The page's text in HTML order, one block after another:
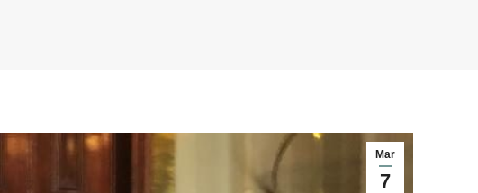
Mar
7